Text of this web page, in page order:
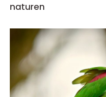
naturen